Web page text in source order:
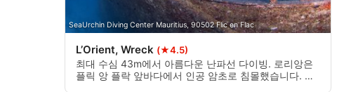
SeaUrchin Diving Center Mauritius, 90502 Flic en Flac
L’Orient, Wreck (★4.5)
최대 수심 43m에서 아름다운 난파선 다이빙. 로리앙은
플릭 앙 플락 앞바다에서 인공 암초로 침몰했습니다. 안